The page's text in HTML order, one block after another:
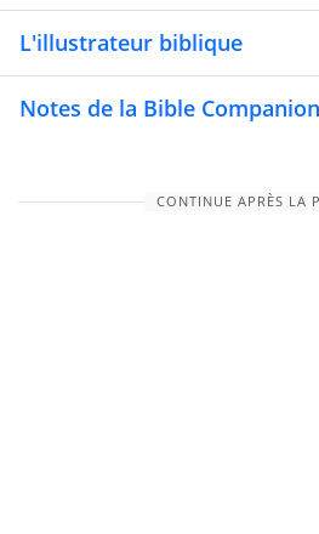
L'illustrateur biblique
Notes de la Bible
CONTINUE APRÈS LA